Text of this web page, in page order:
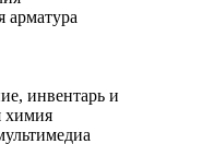
арматура
инвентарь и
химия